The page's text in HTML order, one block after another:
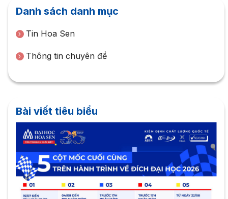
Danh sách danh mục
Tin Hoa Sen
Thông tin chuyên đề
Bài viết tiêu biểu